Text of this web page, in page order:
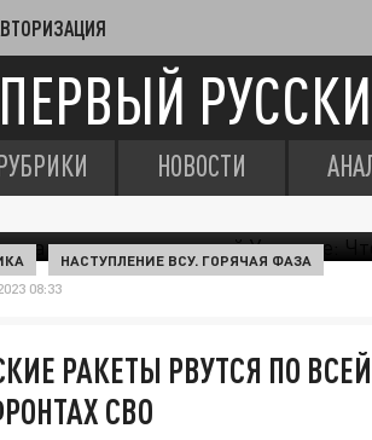
ПЕРВЫЙ
НОВОСТИ
НАСТУПЛЕНИЕ ВСУ. ГОРЯЧАЯ ФАЗА
08:33
РАКЕТЫ РВУТСЯ ПО
СВО